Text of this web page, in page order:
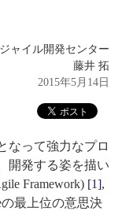
ャイル開発センター
藤井 拓
2015年5月14日
なって強力なプロ
開発する姿を描い
Framework) [1],
最上位の意思決